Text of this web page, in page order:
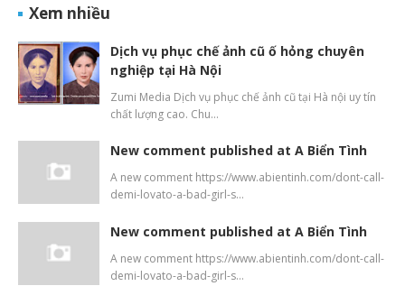
Xem nhiều
Dịch vụ phục chế ảnh cũ ố hỏng chuyên
nghiệp tại Hà Nội
Zumi Media Dịch vụ phục chế ảnh cũ tại Hà nội uy tín
chất lượng cao. Chu…
New comment published at A Biển Tình
A new comment https://www.abientinh.com/dont-call-
demi-lovato-a-bad-girl-s…
New comment published at A Biển Tình
A new comment https://www.abientinh.com/dont-call-
demi-lovato-a-bad-girl-s…